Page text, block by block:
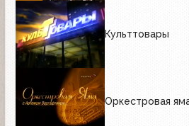
Культтовары
Оркестровая